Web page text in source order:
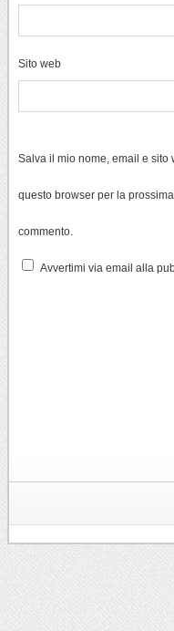
Sito web
Salva il mio nome, email e sito
questo browser per la
commento.
Avvertimi via email alla